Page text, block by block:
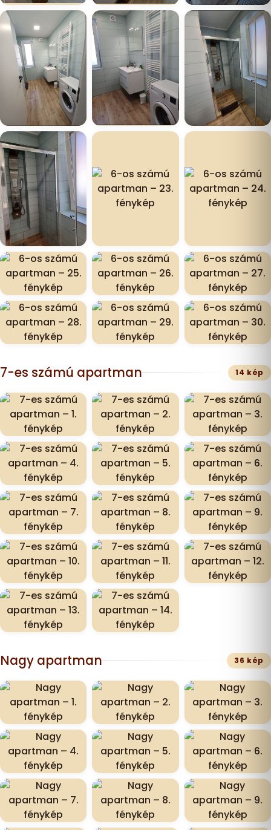
7-es számú apartman 14 kép
Nagy apartman 36 kép